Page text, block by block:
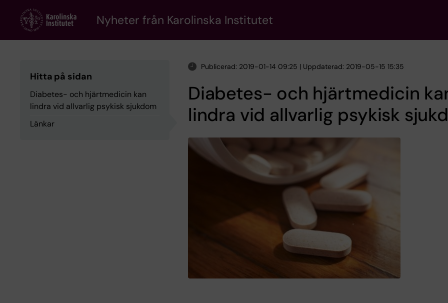
content
Nyheter från Karolinska Institutet
Hitta på sidan
Diabetes- och hjärtmedicin kan
lindra vid allvarlig psykisk sjukdom
Länkar
Publicerad: 2019-01-14 09:25 | Uppdaterad: 2019-05-15 15:35
Diabetes- och hjärtmedicin
lindra vid allvarlig psykisk